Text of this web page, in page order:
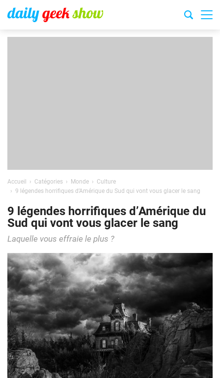
Accueil Catégories Monde
Culture
9 légendes horrifiques d’Amérique du Sud qui vont vous glacer le sang
9 légendes horrifiques d’Amérique du
Sud qui vont vous glacer le sang
Laquelle vous effraie le plus ?